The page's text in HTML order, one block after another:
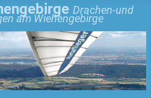
Drachen-und
am Wiehengebirge